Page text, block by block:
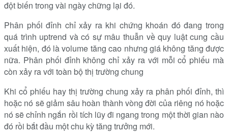
đột biến trong vài ngày chững lại đó.
Phân phối đỉnh chỉ xảy ra khi chứng khoán đó đang trong
quá trình uptrend và có sự mâu thuẫn về quy luật cung cầu
xuất hiện, đó là volume tăng cao nhưng giá không tăng được
nữa. Phân phối đỉnh không chỉ xảy ra với mỗi cổ phiếu mà
còn xảy ra với toàn bộ thị trường chung
Khi cổ phiếu hay thị trường chung xảy ra phân phối đỉnh, thì
hoặc nó sẽ giảm sâu hoàn thành vòng đời của riêng nó hoặc
nó sẽ chỉnh ngắn rồi tích lũy đi ngang trong một thời gian nào
đó rồi bắt đầu một chu kỳ tăng trưởng mới.